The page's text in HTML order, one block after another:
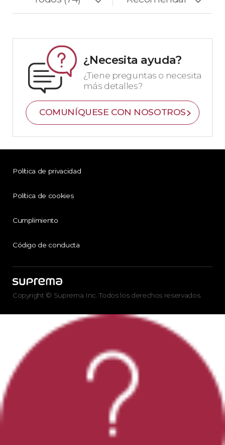
¿Necesita ayuda?
¿Tiene preguntas o necesita
más detalles?
COMUNÍQUESE CON NOSOTROS
Política de privacidad
Política de cookies
Cumplimiento
Código de conducta
Copyright © Suprema Inc. Todos los derechos reservados.